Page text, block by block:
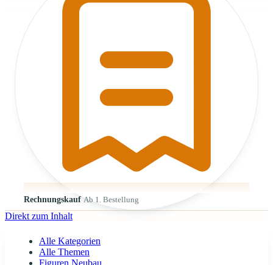
Rechnungskauf Ab 1. Bestellung
Direkt zum Inhalt
Alle Kategorien
Alle Themen